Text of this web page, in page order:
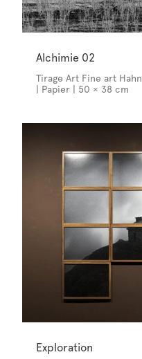
Alchimie 02
Tirage Art Fine art
| Papier | 50 × 38 cm
Exploration